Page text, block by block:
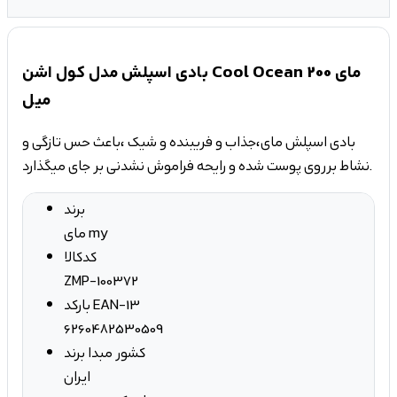
بادی اسپلش مدل کول اشن Cool Ocean مای 200
میل
بادی اسپلش مای،جذاب و فریبنده و شیک ،باعث حس تازگی و
نشاط برروی پوست شده و رایحه فراموش نشدنی بر جای میگذارد.
برند
مای my
کدکالا
ZMP-100372
بارکد EAN-13
6260482530509
کشور مبدا برند
ایران